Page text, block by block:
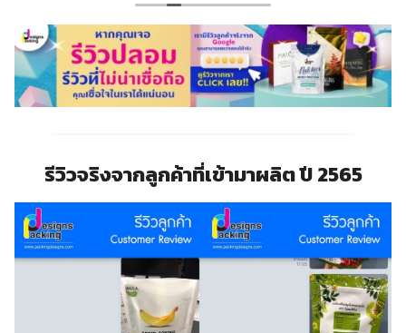
รีวิวจริงจากลูกค้าที่เข้ามาผลิต ปี 2565